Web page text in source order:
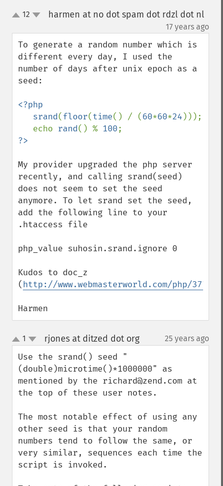
up12 harmen at no dot spam dot rdzl dot nl
17 years ago
To generate a random number which is
different every day, I used the
number of days after unix epoch as a
seed:
<?php
   srand
(floor(time() / (60*60*24 )));
   echo
rand() % 100
My provider upgraded the php server
recently, and calling srand(seed)
does not seem to set the seed
anymore. To let srand set the seed,
add the following line to your
.htaccess file
php_value suhosin.srand.ignore 0
Kudos to doc_z
(http://www.webmasterworld.com/php/
Harmen
up
down
1 rjones at ditzed dot org¶ 25 years ago
Use the srand() seed "
(double)microtime()*1000000" as
mentioned by the richard@zend.com at
the top of these user notes.
The most notable effect of using any
other seed is that your random
numbers tend to follow the same, or
very similar, sequences each time the
script is invoked.